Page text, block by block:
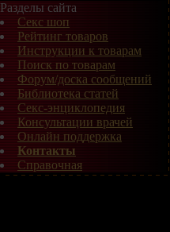
Разделы сайта
Секс шоп
Рейтинг товаров
Инструкции к товарам
Поиск по товарам
Форум/доска сообщений
Библиотека статей
Секс-энциклопедия
Консультации врачей
Онлайн поддержка
Контакты
Справочная